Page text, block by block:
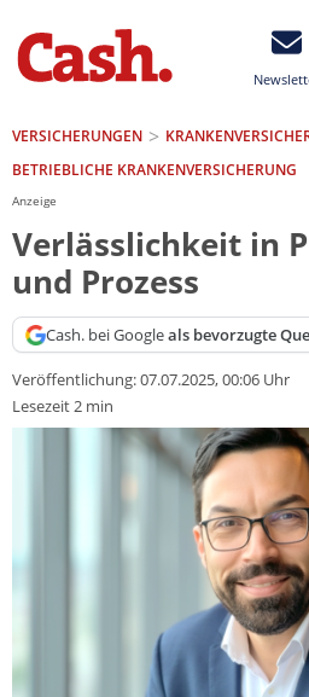
VERSICHERUNGEN
BETRIEBLICHE KRANKENVERSICHERUNG
Anzeige
Verlässlichkeit in
und Prozess
Cash. bei Googleals bevorzugte
Veröffentlichung:07.07.2025, 00:06 Uhr
Lesezeit 2 min